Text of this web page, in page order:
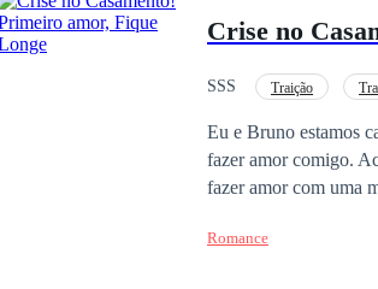
que carregam
começam a emergir,
capazes de desafiar
primeiro homem da
romance intenso,
Crise no
SSS Traição
Eu e Bruno estamos
fazer amor comigo.
fazer amor com uma
Romance